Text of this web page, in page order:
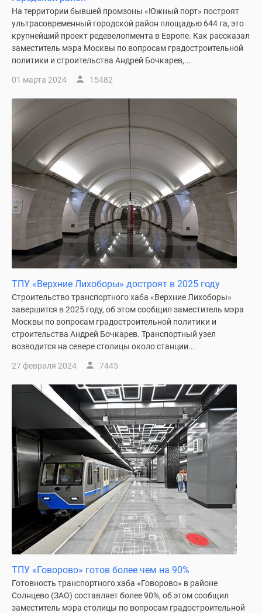
На территории бывшей промзоны «Южный порт» построят
ультрасовременный городской район площадью 644 га, это
крупнейший проект редевелопмента в Европе. Как рассказал
заместитель мэра Москвы по вопросам градостроительной
политики и строительства Андрей Бочкарев,...
01 марта 2024 15482
ТПУ «Верхние Лихоборы» достроят в 2025 году
Строительство транспортного хаба «Верхние Лихоборы»
завершится в 2025 году, об этом сообщил заместитель мэра
Москвы по вопросам градостроительной политики и
строительства Андрей Бочкарев. Транспортный узел
возводится на севере столицы около станции...
27 февраля 2024 7445
ТПУ «Говорово» готов более чем на 90%
Готовность транспортного хаба «Говорово» в районе
Солнцево (ЗАО) составляет более 90%, об этом сообщил
заместитель мэра столицы по вопросам градостроительной